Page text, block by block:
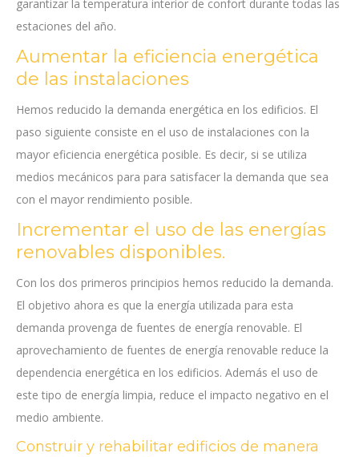
garantizar la temperatura interior de confort durante todas las
estaciones del año.
Aumentar la eficiencia energética
de las instalaciones
Hemos reducido la demanda energética en los edificios. El
paso siguiente consiste en el uso de instalaciones con la
mayor eficiencia energética posible. Es decir, si se utiliza
medios mecánicos para para satisfacer la demanda que sea
con el mayor rendimiento posible.
Incrementar el uso de las energías
renovables disponibles.
Con los dos primeros principios hemos reducido la demanda.
El objetivo ahora es que la energía utilizada para esta
demanda provenga de fuentes de energía renovable. El
aprovechamiento de fuentes de energía renovable reduce la
dependencia energética en los edificios. Además el uso de
este tipo de energía limpia, reduce el impacto negativo en el
medio ambiente.
Construir y rehabilitar edificios de manera